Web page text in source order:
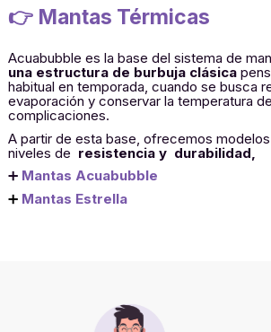
👉 Mantas Térmicas
Acuabubble es la base del sistema de
una estructura de burbuja clásica
habitual en temporada, cuando se busca
evaporación y conservar la temperatura
complicaciones.
A partir de esta base, ofrecemos
niveles de resistencia y durabilidad,
➕ Mantas Acuabubble
➕ Mantas Estrella